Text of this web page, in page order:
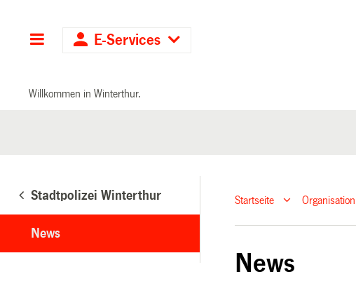
Hauptnavigation
E-Services
Willkommen in Winterthur.
Stadtpolizei Winterthur
News
Startseite Organisation
News